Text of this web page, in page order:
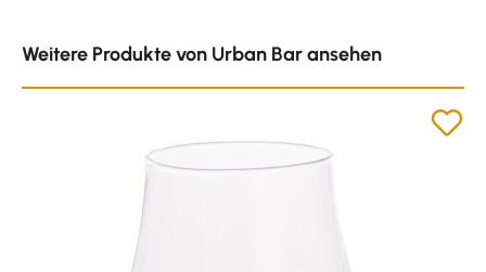
Weitere Produkte von Urban Bar ansehen